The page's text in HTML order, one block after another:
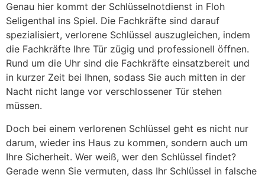
Genau hier kommt der Schlüsselnotdienst in Floh
Seligenthal ins Spiel. Die Fachkräfte sind darauf
spezialisiert, verlorene Schlüssel auszugleichen, indem
die Fachkräfte Ihre Tür zügig und professionell öffnen.
Rund um die Uhr sind die Fachkräfte einsatzbereit und
in kurzer Zeit bei Ihnen, sodass Sie auch mitten in der
Nacht nicht lange vor verschlossener Tür stehen
müssen.
Doch bei einem verlorenen Schlüssel geht es nicht nur
darum, wieder ins Haus zu kommen, sondern auch um
Ihre Sicherheit. Wer weiß, wer den Schlüssel findet?
Gerade wenn Sie vermuten, dass Ihr Schlüssel in falsche